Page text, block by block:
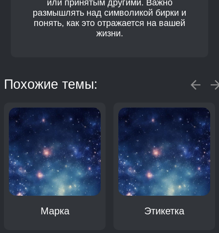
или принятым другими. Важно
размышлять над символикой бирки и
понять, как это отражается на вашей
жизни.
Похожие темы:
Марка Этикетка